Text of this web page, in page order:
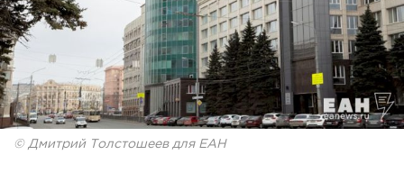
© Дмитрий Толстошеев для ЕАН